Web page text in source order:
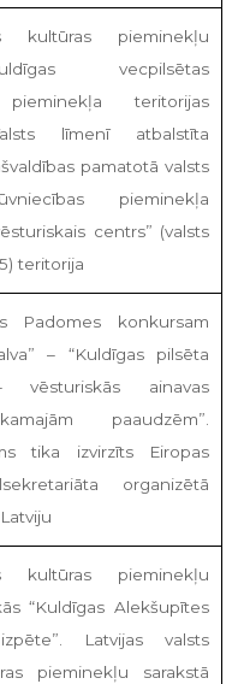
kultūras pieminekļu
vecpilsētas
pieminekļa teritorijas
līmenī atbalstīta
pamatotā valsts
pieminekļa
centrs” (valsts
teritorija
Padomes konkursam
– “Kuldīgas pilsēta
ainavas
paaudzēm”.
tika izvirzīts Eiropas
organizētā
kultūras pieminekļu
“Kuldīgas Alekšupītes
Latvijas valsts
pieminekļu sarakstā